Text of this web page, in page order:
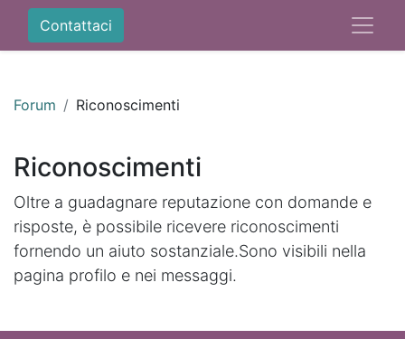
Contattaci
Forum Riconoscimenti
Riconoscimenti
Oltre a guadagnare reputazione con domande e
risposte, è possibile ricevere riconoscimenti
fornendo un aiuto sostanziale.Sono visibili nella
pagina profilo e nei messaggi.